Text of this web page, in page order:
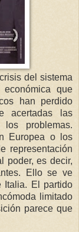
del sistema
que
han perdido
acertadas las
problemas.
Europea o los
representación
poder, es decir,
Ello se ve
Italia. El partido
limitado
parece que